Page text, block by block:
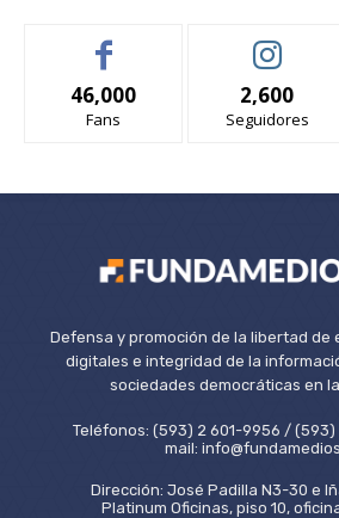
46,000
Fans
2,600
Seguidores
Defensa y promoción de la libertad de
digitales e integridad de la
sociedades democráticas en
Teléfonos: (593) 2 601-9956 /
mail:
Dirección: José Padilla N3-30 e
Platinum Oficinas, piso 10,